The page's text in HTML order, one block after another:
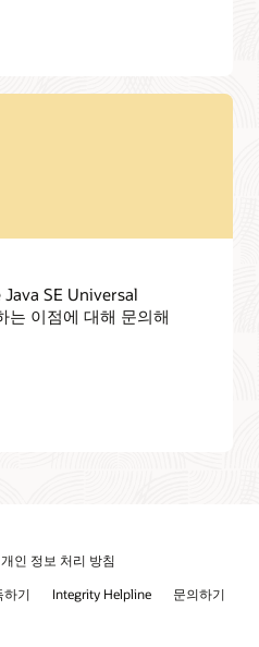
SE Universal
이점에 대해 문의해
인 정보 처리 방침
하기 Integrity Helpline 문의하기